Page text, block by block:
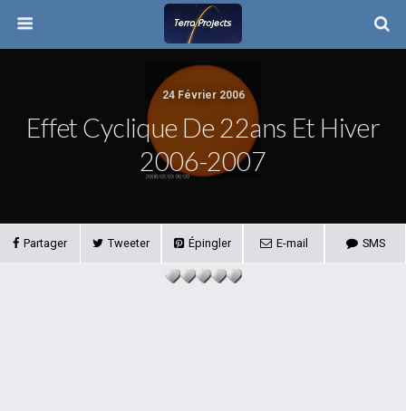
24 Février 2006
Effet Cyclique De 22ans Et Hiver
2006-2007
Partager Tweeter Épingler E-mail SMS